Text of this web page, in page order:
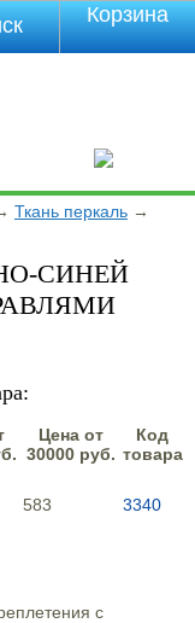
Ткань перкаль→
СИНЕЙ
Цена от
30000 руб.
Код
товара
583 3340
с
Корзина